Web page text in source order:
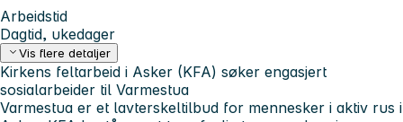
Arbeidstid
Dagtid, ukedager
Vis flere detaljer
Kirkens feltarbeid i Asker (KFA) søker engasjert
sosialarbeider til Varmestua
Varmestua er et lavterskeltilbud for mennesker i aktiv rus i